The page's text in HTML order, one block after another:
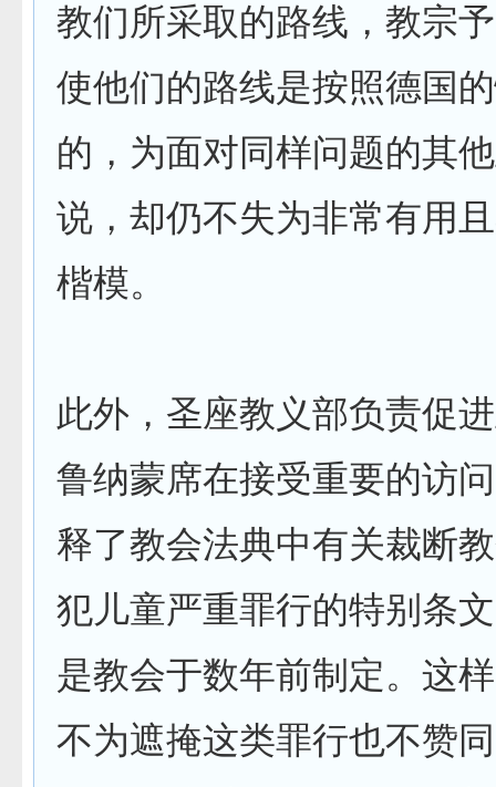
教们所采取的路线，教宗
使他们的路线是按照德国
的，为面对同样问题的其
说，却仍不失为非常有用
楷模。
此外，圣座教义部负责促
鲁纳蒙席在接受重要的访
释了教会法典中有关裁断
犯儿童严重罪行的特别条
是教会于数年前制定。这
不为遮掩这类罪行也不赞